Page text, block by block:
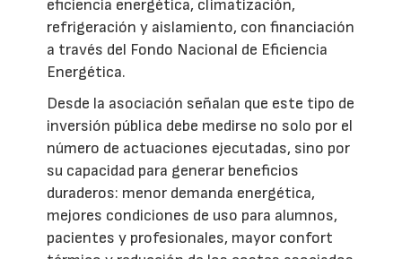
eficiencia energética, climatización,
refrigeración y aislamiento, con financiación
a través del Fondo Nacional de Eficiencia
Energética.
Desde la asociación señalan que este tipo de
inversión pública debe medirse no solo por el
número de actuaciones ejecutadas, sino por
su capacidad para generar beneficios
duraderos: menor demanda energética,
mejores condiciones de uso para alumnos,
pacientes y profesionales, mayor confort